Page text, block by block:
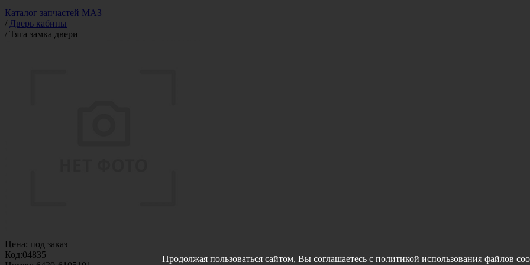
Каталог запчастей МАЗ
/ Дверь кабины
/ Тяга замка двери
Цена: под заказ
Код:04835
Продолжая пользоваться сайтом, Вы соглашаетесь с политикой использования файлов